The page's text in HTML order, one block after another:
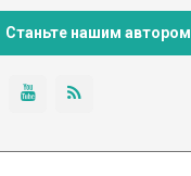
Станьте нашим автором